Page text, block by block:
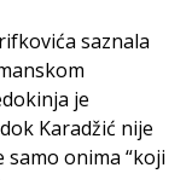
saznala
je
Karadžić nije
onima “koji